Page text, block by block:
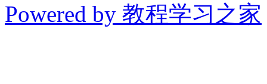
Powered by 教程学习之家